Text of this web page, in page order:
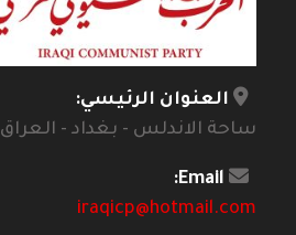
العنوان الرئيسي:
ساحة الاندلس - بغداد - العراق
Email:
iraqicp@hotmail.com